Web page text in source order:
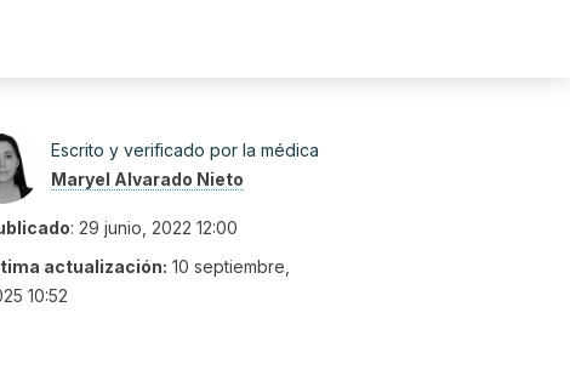
Escrito y verificado por la médica
Maryel Alvarado Nieto
: 29 junio, 2022 12:00
actualización: 10 septiembre,
10:52